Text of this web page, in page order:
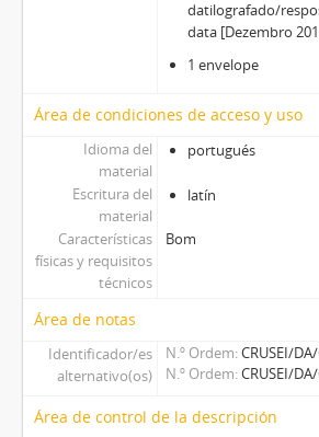
datilografado/
data [Dezembro
1 envelope
Área de condiciones de acceso y uso
Idioma del
material
portugués
Escritura del
material
latín
Características
físicas y requisitos
técnicos
Bom
Área de notas
Identificador/es
alternativo(os)
N.º Ordem CRUSEI/
N.º Ordem CRUSEI/
Área de control de la descripción